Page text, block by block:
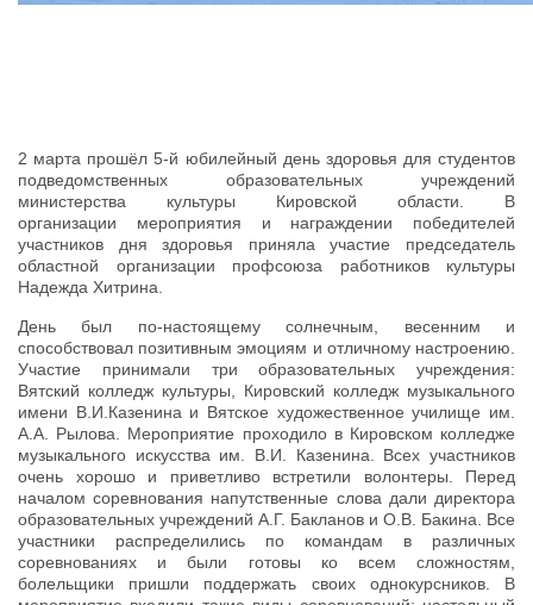
2 марта прошёл 5-й юбилейный день здоровья для студентов
подведомственных образовательных учреждений
министерства культуры Кировской области. В
организации мероприятия и награждении победителей
участников дня здоровья приняла участие председатель
областной организации профсоюза работников культуры
Надежда Хитрина.
День был по-настоящему солнечным, весенним и
способствовал позитивным эмоциям и отличному настроению.
Участие принимали три образовательных учреждения:
Вятский колледж культуры, Кировский колледж музыкального
имени В.И.Казенина и Вятское художественное училище им.
А.А. Рылова. Мероприятие проходило в Кировском колледже
музыкального искусства им. В.И. Казенина. Всех участников
очень хорошо и приветливо встретили волонтеры. Перед
началом соревнования напутственные слова дали директора
образовательных учреждений А.Г. Бакланов и О.В. Бакина. Все
участники распределились по командам в различных
соревнованиях и были готовы ко всем сложностям,
болельщики пришли поддержать своих однокурсников. В